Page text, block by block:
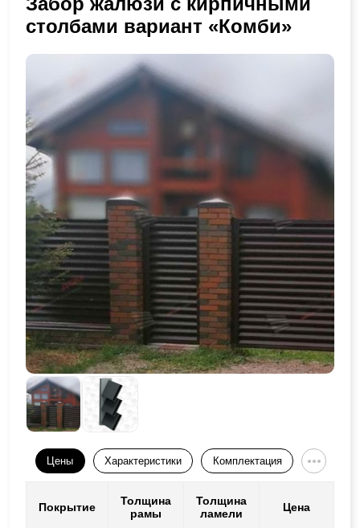
столбами вариант «Комби»
Цены Характеристики Комплектация
Покрытие
Толщина
рамы
Толщина
ламели
Цена